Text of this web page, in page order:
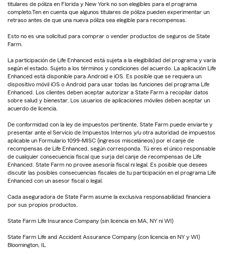
titulares de póliza en Florida y New York no son elegibles para el programa
completo.Ten en cuenta que algunos titulares de póliza pueden experimentar un
retraso antes de que una nueva póliza sea elegible para recompensas.
Esto no es una solicitud para comprar o vender productos de seguros de State
Farm.
La participación de Life Enhanced está sujeta a la elegibilidad del programa y varía
según el estado. Sujeto a los términos y condiciones del acuerdo. La aplicación Life
Enhanced está disponible para Android e iOS. Es posible que se requiera un
dispositivo móvil iOS o Android para usar todas las funciones del programa Life
Enhanced. Los clientes deben aceptar autorizar a State Farm a recopilar datos
sobre salud y bienestar. Los usuarios de aplicaciones móviles deben aceptar un
acuerdo de licencia.
De conformidad con la ley de impuestos pertinente, State Farm puede enviarte y
presentar ante el Servicio de Impuestos Internos y/u otra autoridad de impuestos
aplicable un Formulario 1099-MISC (ingresos misceláneos) por el canje de
recompensas de Life Enhanced, según corresponda. Tú eres el único responsable
de cualquier consecuencia fiscal que surja del canje de recompensas de Life
Enhanced. State Farm no provee asesoría fiscal ni legal. Es posible que desees
discutir las posibles consecuencias fiscales de tu participación en el programa Life
Enhanced con un asesor fiscal o legal.
Cada aseguradora de State Farm asume la exclusiva responsabilidad financiera
por sus propios productos.
State Farm Life Insurance Company (sin licencia en MA, NY ni WI)
State Farm Life and Accident Assurance Company (con licencia en NY y WI)
Bloomington, IL